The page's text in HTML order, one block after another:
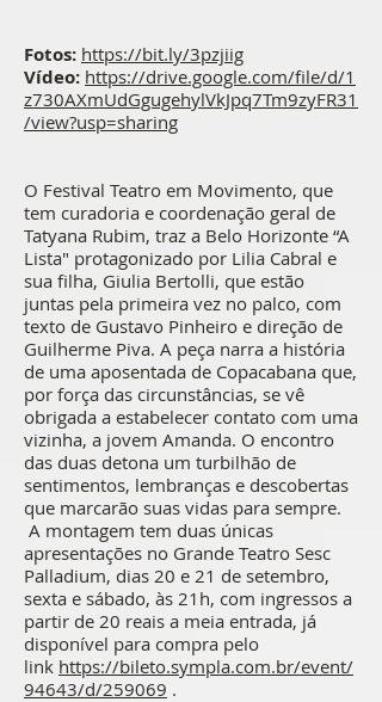
Fotos: https://bit.ly/3pzjiig
Vídeo: https://drive.google.com/file/d/1
z730AXmUdGgugehylVkJpq7Tm9zyFR31
/view?usp=sharing
O Festival Teatro em Movimento, que
tem curadoria e coordenação geral de
Tatyana Rubim, traz a Belo Horizonte “A
Lista" protagonizado por Lilia Cabral e
sua filha, Giulia Bertolli, que estão
juntas pela primeira vez no palco, com
texto de Gustavo Pinheiro e direção de
Guilherme Piva. A peça narra a história
de uma aposentada de Copacabana que,
por força das circunstâncias, se vê
obrigada a estabelecer contato com uma
vizinha, a jovem Amanda. O encontro
das duas detona um turbilhão de
sentimentos, lembranças e descobertas
que marcarão suas vidas para sempre.
A montagem tem duas únicas
apresentações no Grande Teatro Sesc
Palladium, dias 20 e 21 de setembro,
sexta e sábado, às 21h, com ingressos a
partir de 20 reais a meia entrada, já
disponível para compra pelo
link https://bileto.sympla.com.br/event/
94643/d/259069 .